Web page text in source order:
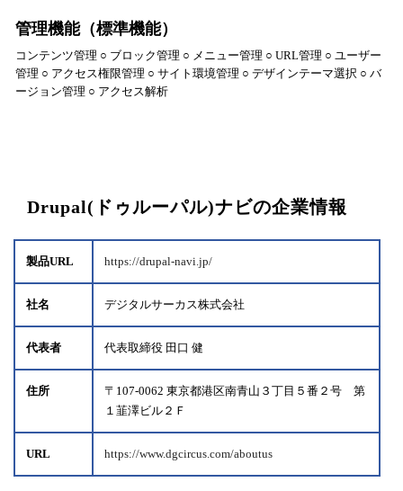
管理機能（標準機能）
コンテンツ管理 ○ ブロック管理 ○ メニュー管理 ○ URL管理 ○ ユーザー
管理 ○ アクセス権限管理 ○ サイト環境管理 ○ デザインテーマ選択 ○ バ
ージョン管理 ○ アクセス解析
Drupal(ドゥルーパル)ナビの企業情報
製品URL https://drupal-navi.jp/
社名 デジタルサーカス株式会社
代表者 代表取締役 田口 健
住所
〒107-0062 東京都港区南青山３丁目５番２号 第
１韮澤ビル２Ｆ
URL https://www.dgcircus.com/aboutus